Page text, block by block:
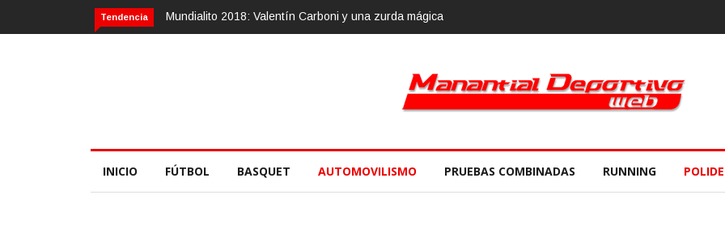
Tendencia
Carboni y una zurda mágicaCalvario Race 2018, 10 de noviembre
INICIO FÚTBOL BASQUET AUTOMOVILISMO PRUEBAS COMBINADAS RUNNING